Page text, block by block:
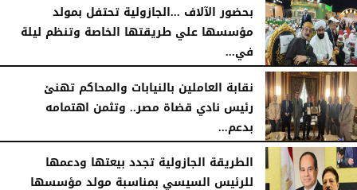
بحضور الآلاف ...الجازولية تحتفل بمولد
مؤسسها علي طريقتها الخاصة وتنظم ليلة
في...
الجمعة، 7 أغسطس 2026
نقابة العاملين بالنيابات والمحاكم تهنئ
رئيس نادي قضاة مصر.. وتثمن اهتمامه
بدعم...
الخميس، 6 أغسطس 2026
الطريقة الجازولية تجدد بيعتها ودعمها
للرئيس السيسي بمناسبة مولد مؤسسها